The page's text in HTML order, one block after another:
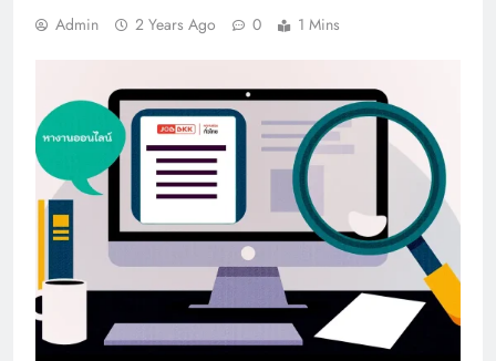
Admin 2 Years Ago 0 1 Mins